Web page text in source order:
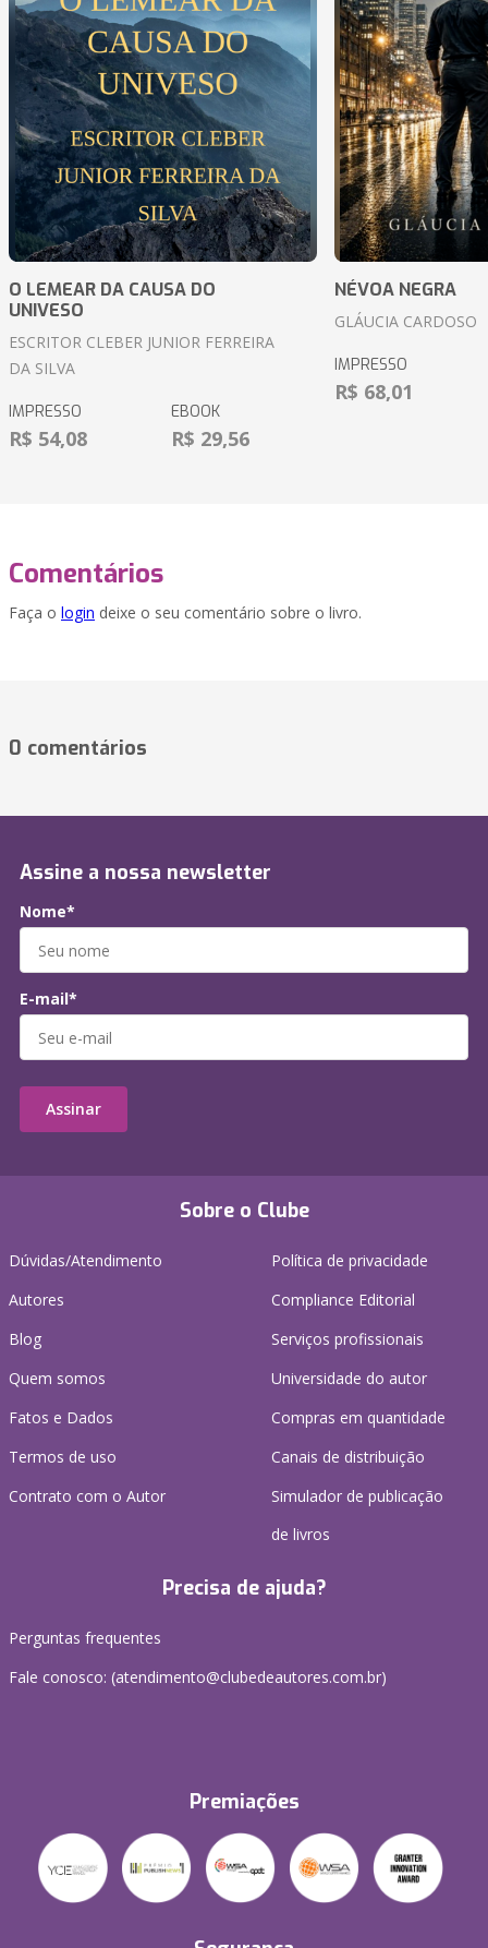
O LEMEAR DA CAUSA DO
UNIVESO
ESCRITOR CLEBER JUNIOR FERREIRA
DA SILVA
IMPRESSO
R$ 54,08
EBOOK
R$ 29,56
NÉVOA NEGRA
GLÁUCIA CARDOSO
IMPRESSO
R$ 68,01
Comentários
Faça o login deixe o seu comentário sobre o livro.
0 comentários
Sobre o Clube
Dúvidas/Atendimento
Autores
Blog
Quem somos
Fatos e Dados
Termos de uso
Contrato com o Autor
Política de privacidade
Compliance Editorial
Serviços profissionais
Universidade do autor
Compras em quantidade
Canais de distribuição
Simulador de publicação
de livros
Precisa de ajuda?
Perguntas frequentes
Fale conosco: (atendimento@clubedeautores.com.br)
Premiações
Assine a nossa newsletter
Nome*
E-mail*
Assinar